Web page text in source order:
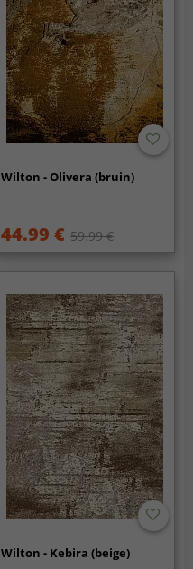
Wilton - Olivera (bruin)
44.99 € 59.99 €
Wilton - Kebira (beige)